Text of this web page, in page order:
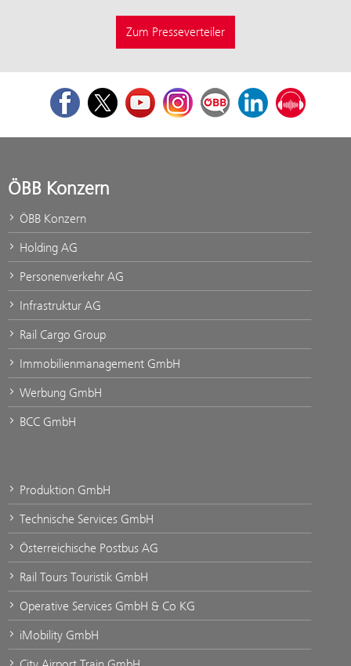
Zum Presseverteiler
FacebookTwitterYoutubeInstagramÖBB Corporate Blog
LinkedInPodcast
ÖBB Konzern
ÖBB Konzern
Holding AG
Personenverkehr AG
Infrastruktur AG
Rail Cargo Group
Immobilienmanagement GmbH
Werbung GmbH
BCC GmbH
Produktion GmbH
Technische Services GmbH
Österreichische Postbus AG
Rail Tours Touristik GmbH
Operative Services GmbH & Co KG
iMobility GmbH